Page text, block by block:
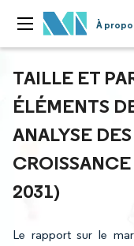
À
TAILLE ET
ÉLÉMENTS
ANALYSE
2031)
Le rapport sur le